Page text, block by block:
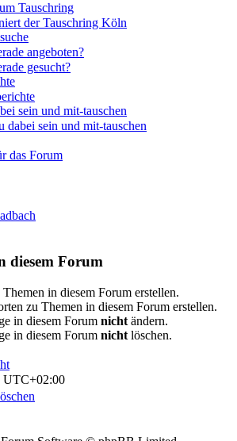
Tauschring
der Tauschring Köln
angeboten?
gesucht?
sein und mit-tauschen
sein und mit-tauschen
das Forum
diesem Forum
Themen in diesem Forum erstellen.
zu Themen in diesem Forum erstellen.
in diesem Forum nicht ändern.
in diesem Forum nicht löschen.
UTC+02:00